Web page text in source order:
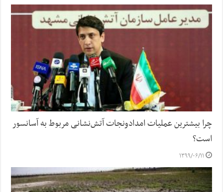
چرا بیشترین عملیات امدادونجات آتش‌نشانی مربوط به آسانسور
است؟
۱۳۹۹/۰۶/۱۱